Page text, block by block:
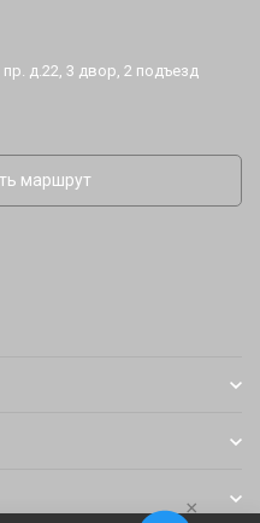
д.22, 3 двор, 2 подъезд
маршрут
×